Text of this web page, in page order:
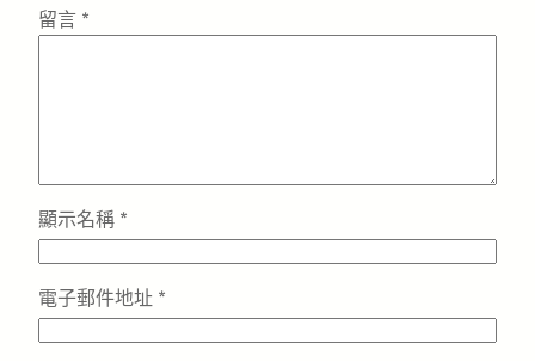
留言 *
顯示名稱 *
電子郵件地址 *